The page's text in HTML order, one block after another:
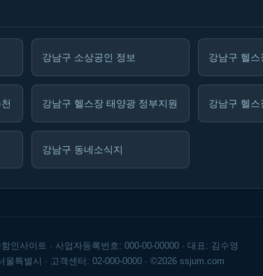
강남구 소상공인 정보 강남구 헬
강남구 헬스장 태양광 정부지원 강남구 헬스
강남구 동네소식지
인사이트 · 사업자등록번호: 000-00-00000 · 대표: 김수영
울특별시 · 고객센터: 02-000-0000 · ©2026 ssjum.com